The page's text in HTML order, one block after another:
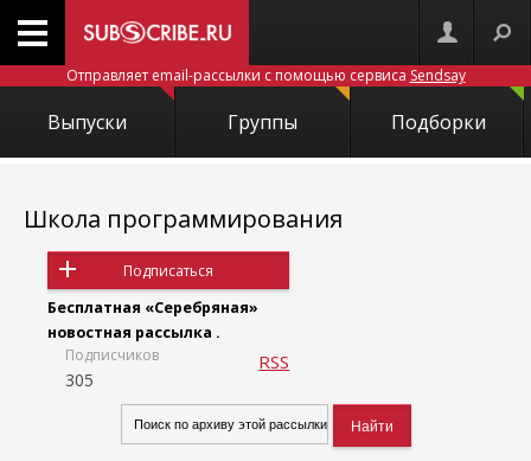
Отправляет email-рассылки с помощью сервиса Sendsay
Выпуски Группы Подборки
Школа программирования
Подписаться
Бесплатная «Серебряная»
новостная рассылка .
Подписчиков
305
RSS